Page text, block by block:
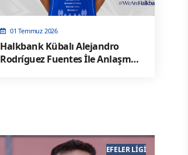
01 Temmuz 2026
Halkbank Kübalı Alejandro
Rodríguez Fuentes İle Anlaşma
EFELER LIGI